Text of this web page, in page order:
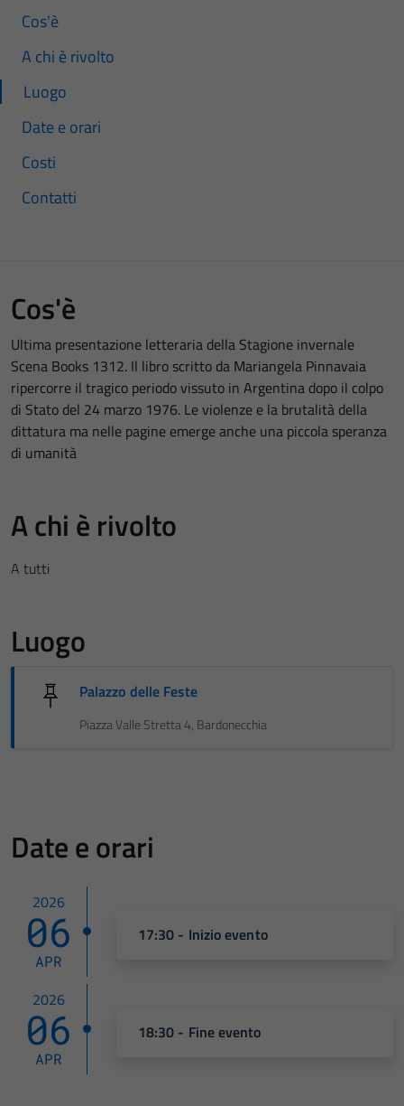
Cos'è
A chi è rivolto
Luogo
Date e orari
Costi
Contatti
Cos'è
Ultima presentazione letteraria della Stagione invernale
Scena Books 1312. Il libro scritto da Mariangela Pinnavaia
ripercorre il tragico periodo vissuto in Argentina dopo il colpo
di Stato del 24 marzo 1976. Le violenze e la brutalità della
dittatura ma nelle pagine emerge anche una piccola speranza
di umanità
A chi è rivolto
A tutti
Luogo
Palazzo delle Feste
Piazza Valle Stretta 4, Bardonecchia
Date e orari
2026
06
APR
17:30 - Inizio evento
2026
06
APR
18:30 - Fine evento